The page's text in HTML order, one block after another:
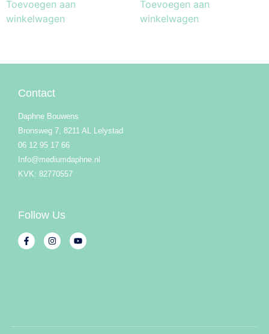
Toevoegen aan
winkelwagen
Toevoegen aan
winkelwagen
Contact
Daphne Bouwens
Bronsweg 7, 8211 AL Lelystad
06 12 95 17 66
Info@mediumdaphne.nl
KVK: 82770557
Follow Us